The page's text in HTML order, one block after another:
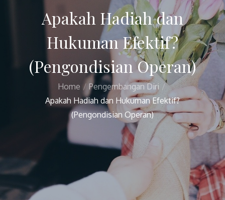
Apakah Hadiah dan
Hukuman Efektif?
(Pengondisian Operan)
Home
Pengembangan Diri
Apakah Hadiah dan Hukuman Efektif?
(Pengondisian Operan)